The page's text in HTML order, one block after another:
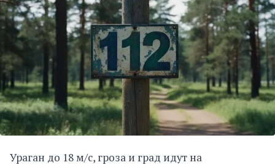
Ураган до 18 м/с, гроза и град идут на